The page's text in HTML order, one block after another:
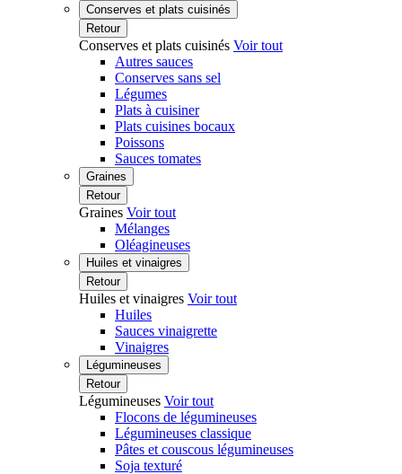
Conserves et plats cuisinés
Retour
Conserves et plats cuisinés Voir tout
Autres sauces
Conserves sans sel
Légumes
Plats à cuisiner
Plats cuisines bocaux
Poissons
Sauces tomates
Graines
Retour
Graines Voir tout
Mélanges
Oléagineuses
Huiles et vinaigres
Retour
Huiles et vinaigres Voir tout
Huiles
Sauces vinaigrette
Vinaigres
Légumineuses
Retour
Légumineuses Voir tout
Flocons de légumineuses
Légumineuses classique
Pâtes et couscous légumineuses
Soja texturé